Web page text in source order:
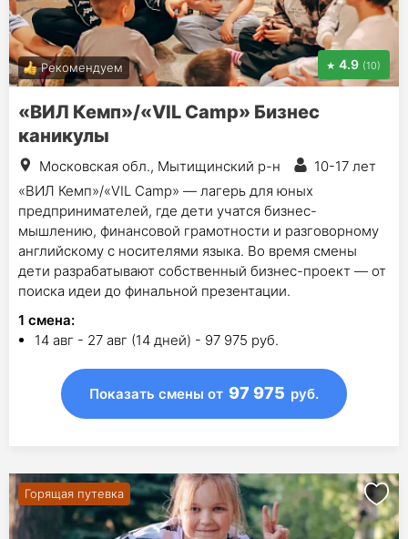
Рекомендуем 4.9 (10)
«ВИЛ Кемп»/«VIL Camp» Бизнес
каникулы
Московская обл., Мытищинский р-н
10-17 лет
«ВИЛ Кемп»/«VIL Camp» — лагерь для юных
предпринимателей, где дети учатся бизнес-
мышлению, финансовой грамотности и разговорному
английскому с носителями языка. Во время смены
дети разрабатывают собственный бизнес-проект — от
поиска идеи до финальной презентации.
1 смена:
14 авг - 27 авг (14 дней) - 97 975 руб.
Показать смены от 97 975 руб.
Горящая путевка